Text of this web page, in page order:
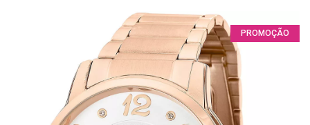
PROMOÇÃO